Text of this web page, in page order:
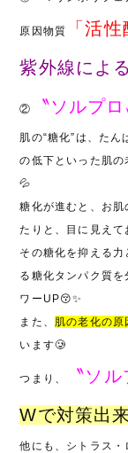
原因物質 「活性
紫外線によ
② 〝ソルプロ
肌の“糖化”は、たん
の低下といった肌
💦
糖化が進むと、お
たりと、目に見え
その糖化を抑える
る糖化タンパク質
ワーUP😚✨
また、 肌の老化の原
います🥲
つまり、 〝ソ
Wで対策出
他にも、シトラス